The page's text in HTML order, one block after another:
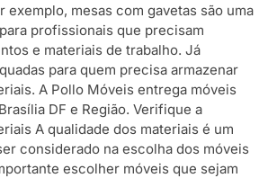
exemplo, mesas com gavetas são uma
profissionais que precisam
e materiais de trabalho. Já
para quem precisa armazenar
A Pollo Móveis entrega móveis
DF e Região. Verifique a
A qualidade dos materiais é um
considerado na escolha dos móveis
escolher móveis que sejam